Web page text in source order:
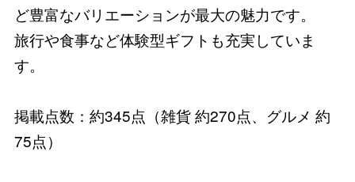
ど豊富なバリエーションが最大の魅力です。
旅行や食事など体験型ギフトも充実していま
す。
掲載点数：約345点（雑貨 約270点、グルメ 約
75点）